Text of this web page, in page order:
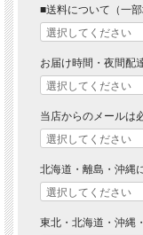
■送料について（一
お届け時間・夜間配
当店からのメールは
北海道・離島・沖縄
東北・北海道・沖縄